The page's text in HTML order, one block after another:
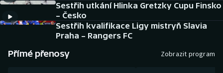
Baseball a softbal
Biatlon
Historické návraty
Aplikace ČT sport
Sestřih utkání Hlinka Gretzky Cupu Finsko
– Česko
Sestřih kvalifikace Ligy mistryň Slavia
Praha – Rangers FC
Přímé přenosy Zobrazit program